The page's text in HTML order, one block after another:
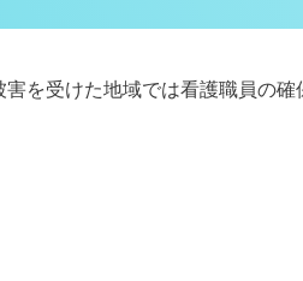
を受けた地域では看護職員の